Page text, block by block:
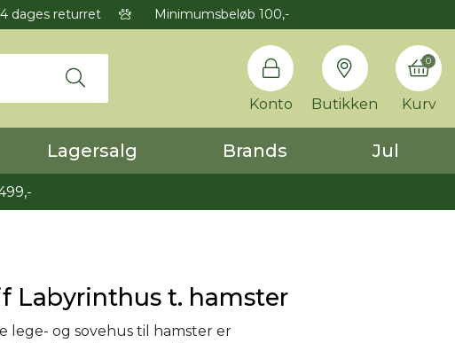
dages returret Minimumsbeløb 100,-
Konto Butikken Kurv
0
Lagersalg Brands Jul
Labyrinthus t. hamster
lege- og sovehus til hamster er